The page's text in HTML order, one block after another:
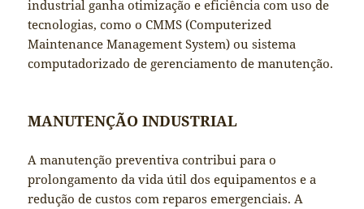
industrial ganha otimização e eficiência com uso de
tecnologias, como o CMMS (Computerized
Maintenance Management System) ou sistema
computadorizado de gerenciamento de manutenção.
MANUTENÇÃO INDUSTRIAL
A manutenção preventiva contribui para o
prolongamento da vida útil dos equipamentos e a
redução de custos com reparos emergenciais. A